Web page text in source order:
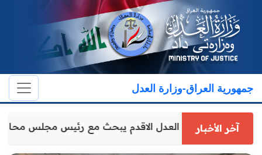
جمهورية العراق-وزارة العدل
آخر الأخباروكيل وزارة العدل الاقدم يبحث مع رئيس مجلس